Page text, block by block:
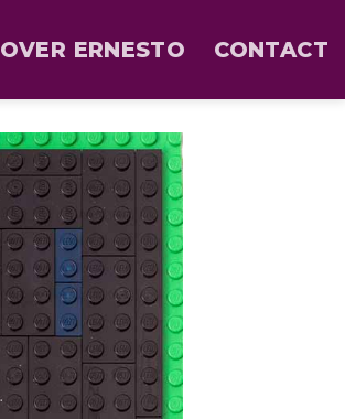
OVER ERNESTO CONTACT